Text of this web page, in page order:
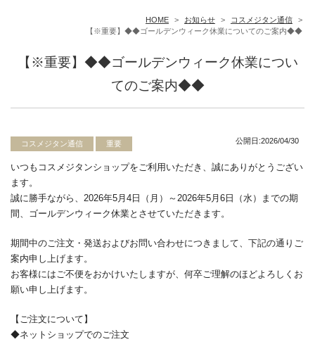
HOME > お知らせ > コスメジタン通信
>
【※重要】◆◆ゴールデンウィーク休業についてのご案内◆◆
【※重要】◆◆ゴールデンウィーク休業につい
てのご案内◆◆
コスメジタン通信 重要 公開日:2026/04/30
いつもコスメジタンショップをご利用いただき、誠にありがとうござい
ます。
誠に勝手ながら、 2026年5 月 4 日（月）～ 2026年5 月 6 日（水）までの期
間、ゴールデンウィーク休業とさせていただきます。
期間中のご注文・発送およびお問い合わせにつきまして、下記の通りご
案内申し上げます。
お客様にはご不便をおかけいたしますが、何卒ご理解のほどよろしくお
願い申し上げます。
【ご注文について】
◆ネットショップでのご注文